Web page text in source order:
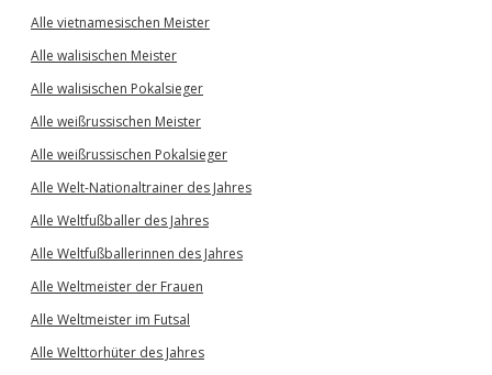
Alle vietnamesischen Meister
Alle walisischen Meister
Alle walisischen Pokalsieger
Alle weißrussischen Meister
Alle weißrussischen Pokalsieger
Alle Welt-Nationaltrainer des Jahres
Alle Weltfußballer des Jahres
Alle Weltfußballerinnen des Jahres
Alle Weltmeister der Frauen
Alle Weltmeister im Futsal
Alle Welttorhüter des Jahres